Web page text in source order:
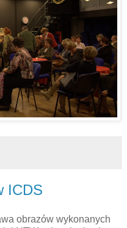
ICDS
obrazów wykonanych